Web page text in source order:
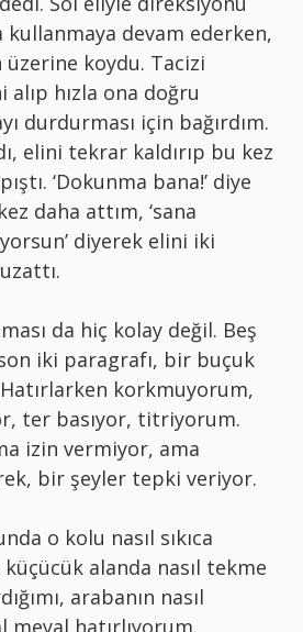
devam ederken,
üzerine koydu. Tacizi
hızla ona doğru
durdurması için bağırdım.
elini tekrar kaldırıp bu kez
‘Dokunma bana!’ diye
daha attım, ‘sana
diyerek elini iki
da hiç kolay değil. Beş
iki paragrafı, bir buçuk
korkmuyorum,
ter basıyor, titriyorum.
izin vermiyor, ama
bir şeyler tepki veriyor.
o kolu nasıl sıkıca
alanda nasıl tekme
arabanın nasıl
meyal hatırlıyorum.